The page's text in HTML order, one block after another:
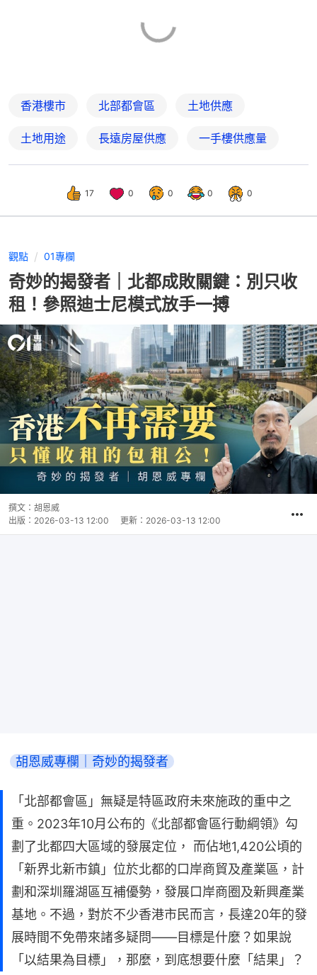
香港樓市 北部都會區 土地供應
土地用途 長遠房屋供應 一手樓供應量
17 0 0 0 0
觀點 01專欄
奇妙的揭發者｜北都成敗關鍵：別只收
租！參照迪士尼模式放手一搏
撰文： 胡恩威
出版： 2026-03-13 12:00 更新： 2026-03-13 12:00
胡恩威專欄｜奇妙的揭發者
「北部都會區」無疑是特區政府未來施政的重中之
重。2023年10月公布的《北部都會區行動綱領》勾
劃了北都四大區域的發展定位， 而佔地1,420公頃的
「新界北新市鎮」位於北都的口岸商貿及產業區，計
劃和深圳羅湖區互補優勢，發展口岸商圈及新興產業
基地。不過，對於不少香港市民而言，長達20年的發
展時間不免帶來諸多疑問——目標是什麼？如果說
「以結果為目標」，那麼，到底想要什麼「結果」？